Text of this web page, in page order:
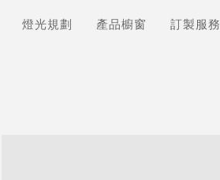
燈光規劃 產品櫥窗 訂製服務